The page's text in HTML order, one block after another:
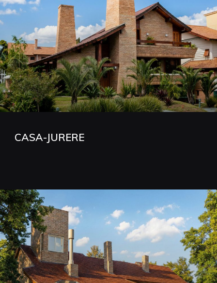
CASA-JURERE